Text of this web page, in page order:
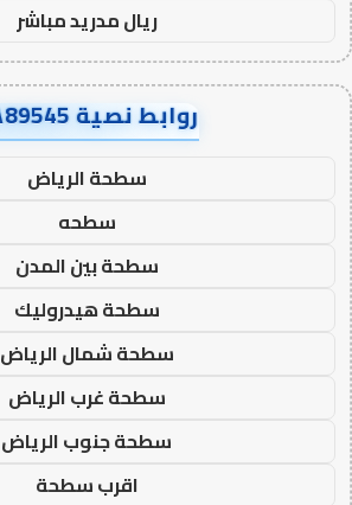
ريال مدريد مباشر
روابط نصية AA89545
سطحة الرياض
سطحه
سطحة بين المدن
سطحة هيدروليك
سطحة شمال الرياض
سطحة غرب الرياض
سطحة جنوب الرياض
اقرب سطحة